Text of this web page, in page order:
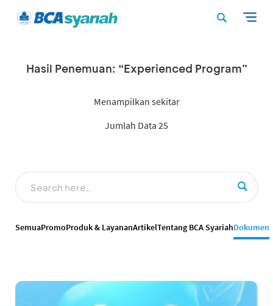
Hasil Penemuan: “Experienced Program”
Menampilkan sekitar
Jumlah Data 25
SemuaPromoProduk & LayananArtikelTentang BCA SyariahDokumen